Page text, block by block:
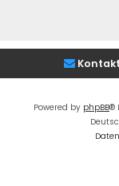
Kontakt
Powered by phpBB®